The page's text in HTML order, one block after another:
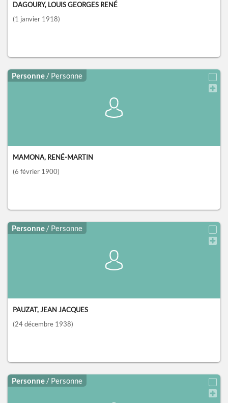
DAGOURY, LOUIS GEORGES RENÉ
(1 janvier 1918)
Personne / Personne
MAMONA, RENÉ-MARTIN
(6 février 1900)
Personne / Personne
PAUZAT, JEAN JACQUES
(24 décembre 1938)
Personne / Personne